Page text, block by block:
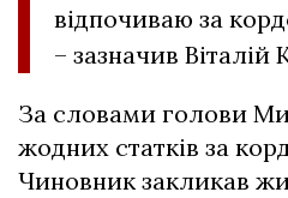
відпочиваю за
– зазначив Віталій
За словами голови
жодних статків за
Чиновник закликав